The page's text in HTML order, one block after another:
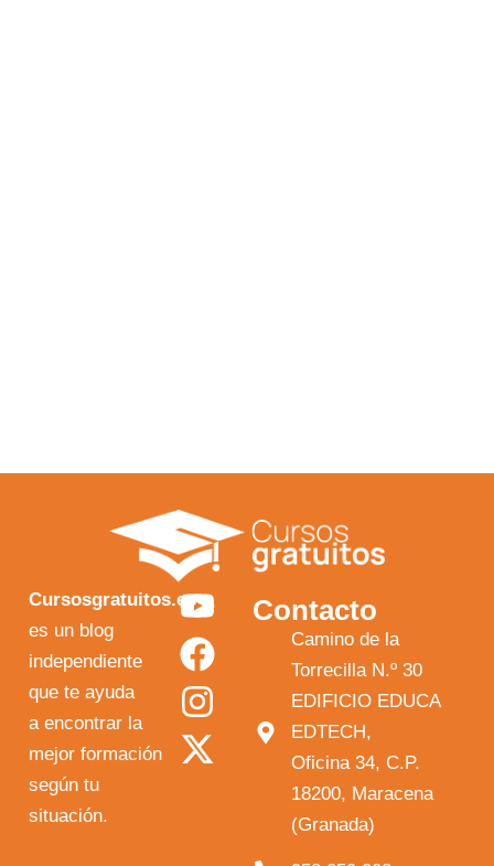
Cursosgratuitos.es
es un blog
independiente
que te ayuda
a encontrar la
mejor formación
según tu
situación.
Y
o
u
t
u
F
a
c
e
b
I
n
s
t
a
X
-
t
w
i
Contacto
Camino de la
Torrecilla N.º 30
EDIFICIO EDUCA
EDTECH,
Oficina 34, C.P.
18200, Maracena
(Granada)